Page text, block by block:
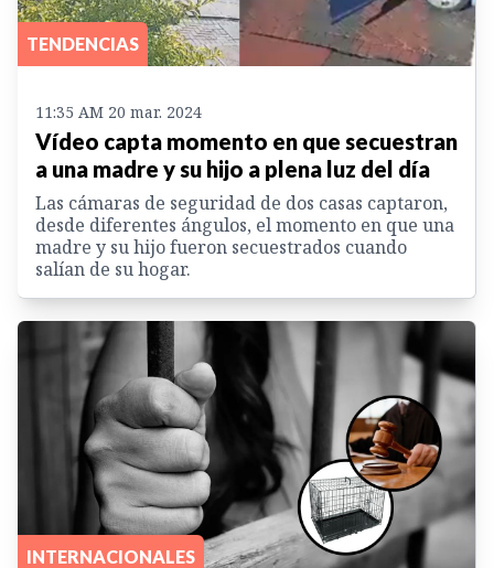
TENDENCIAS
11:35 AM 20 mar. 2024
Vídeo capta momento en que secuestran
a una madre y su hijo a plena luz del día
Las cámaras de seguridad de dos casas captaron,
desde diferentes ángulos, el momento en que una
madre y su hijo fueron secuestrados cuando
salían de su hogar.
INTERNACIONALES